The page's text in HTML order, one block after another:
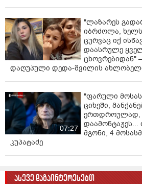
"ლაზარეს
იბრძოლა,
ცურვაც იქ
დაასრულე
ცხოვრებიდან"
დაღუპული დედა-შვილის
07:27
"ფარული
ციხეში,
ერთდროულად,
დაამონტაჟეს...
მგონი, 4
კუპატაძე
ასევე დაგაინტერესებთ